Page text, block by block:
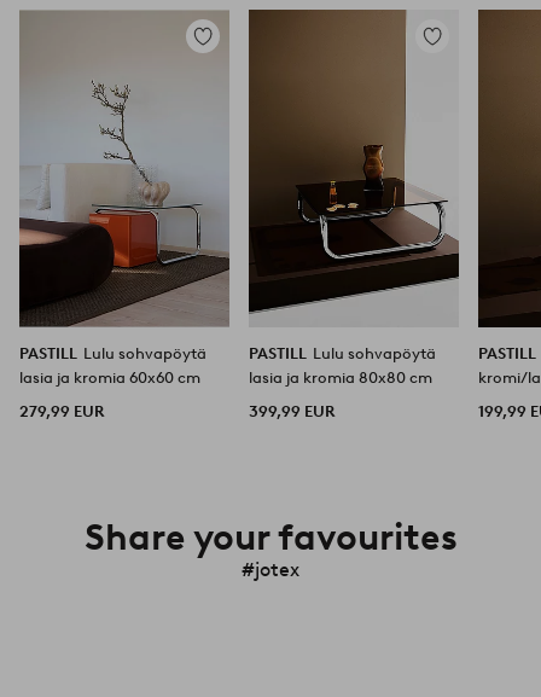
Lisää
PASTILL
Lulu sohvapöytä
lasia ja kromia 60x60 cm
279,99 EUR
Lisää
PASTILL
Lulu sohvapöytä
lasia ja kromia 80x80 cm
399,99 EUR
PASTILL
kromi/
199,99
Share your favourites
#jotex